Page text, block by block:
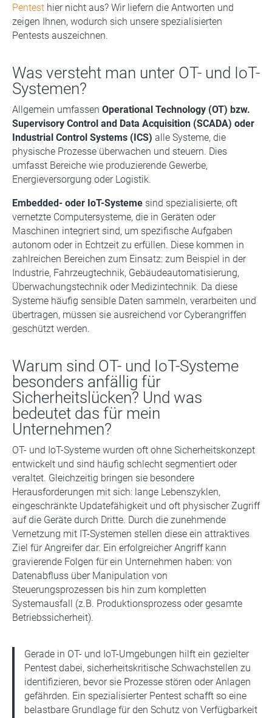
Pentest hier nicht aus? Wir liefern die Antworten und
zeigen Ihnen, wodurch sich unsere spezialisierten
Pentests auszeichnen.
Was versteht man unter OT- und IoT-
Systemen?
Allgemein umfassen Operational Technology (OT) bzw.
Supervisory Control and Data Acquisition (SCADA) oder
Industrial Control Systems (ICS) alle Systeme, die
physische Prozesse überwachen und steuern. Dies
umfasst Bereiche wie produzierende Gewerbe,
Energieversorgung oder Logistik.
Embedded- oder IoT-Systeme sind spezialisierte, oft
vernetzte Computersysteme, die in Geräten oder
Maschinen integriert sind, um spezifische Aufgaben
autonom oder in Echtzeit zu erfüllen. Diese kommen in
zahlreichen Bereichen zum Einsatz: zum Beispiel in der
Industrie, Fahrzeugtechnik, Gebäudeautomatisierung,
Überwachungstechnik oder Medizintechnik. Da diese
Systeme häufig sensible Daten sammeln, verarbeiten und
übertragen, müssen sie ausreichend vor Cyberangriffen
geschützt werden.
Warum sind OT- und IoT-Systeme
besonders anfällig für
Sicherheitslücken? Und was
bedeutet das für mein
Unternehmen?
OT- und IoT-Systeme wurden oft ohne Sicherheitskonzept
entwickelt und sind häufig schlecht segmentiert oder
veraltet. Gleichzeitig bringen sie besondere
Herausforderungen mit sich: lange Lebenszyklen,
eingeschränkte Updatefähigkeit und oft physischer Zugriff
auf die Geräte durch Dritte. Durch die zunehmende
Vernetzung mit IT-Systemen stellen diese ein attraktives
Ziel für Angreifer dar. Ein erfolgreicher Angriff kann
gravierende Folgen für ein Unternehmen haben: von
Datenabfluss über Manipulation von
Steuerungsprozessen bis hin zum kompletten
Systemausfall (z.B. Produktionsprozess oder gesamte
Betriebssicherheit).
Gerade in OT- und IoT-Umgebungen hilft ein gezielter
Pentest dabei, sicherheitskritische Schwachstellen zu
identifizieren, bevor sie Prozesse stören oder Anlagen
gefährden. Ein spezialisierter Pentest schafft so eine
belastbare Grundlage für den Schutz von Verfügbarkeit